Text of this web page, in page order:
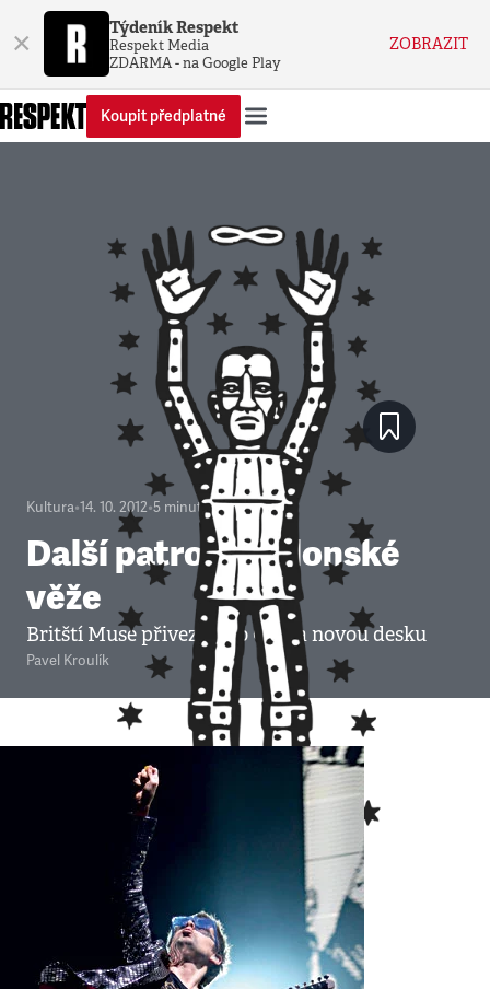
× Týdeník Respekt
Respekt Media
ZDARMA - na Google Play
ZOBRAZIT
Koupit předplatné
Kultura•14. 10. 2012•5 minut
Další patro babylonské
věže
Britští Muse přivezou do Česka novou desku
Pavel Kroulík